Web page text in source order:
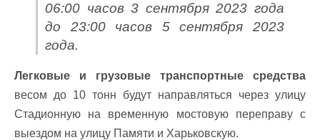
06:00 часов 3 сентября 2023 года
до 23:00 часов 5 сентября 2023
года.
Легковые и грузовые транспортные средства
весом до 10 тонн будут направляться через улицу
Стадионную на временную мостовую переправу с
выездом на улицу Памяти и Харьковскую.